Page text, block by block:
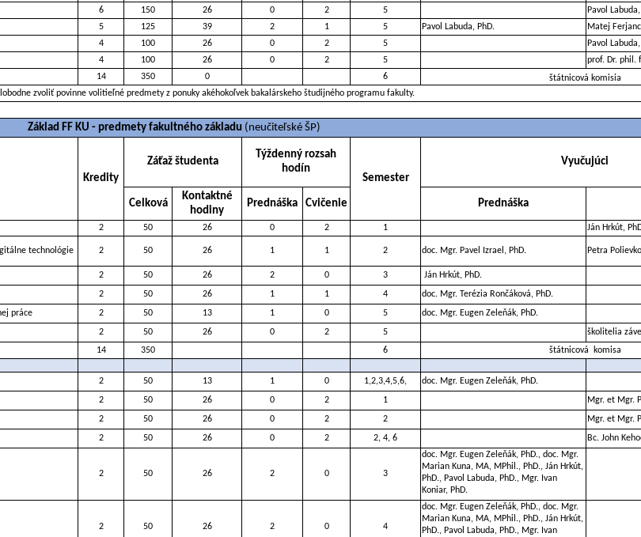
6 150 26 0 2 5
Pavol
5 125 39 2 1 5 Pavol Labuda, PhD.
Matej
4 100 26 0 2 5
Pavol
4 100 26 0 2 5
prof. Dr. phil.
14 350 0 6
štátnicová komisia
zvoliť povinne volitieľné predmety z ponuky akéhokoľvek bakalárskeho študijného programu fakulty.
Základ FF KU - predmety fakultného základu(neučiteľské ŠP)
Kredity
Záťaž študenta
Týždenný rozsah
hodín
Semester
Vyučujúci
Celková
Kontaktné
hodiny
Prednáška Cvičenie Prednáška
2 50 26 0 2 1 Ján Hrkút,
technológie 2 50 26 1 1 2 doc. Mgr. Pavel Izrael, PhD. Petra
2 50 26 2 0 3
Ján Hrkút, PhD.
2 50 26 1 1 4
doc. Mgr. Terézia Rončáková, PhD.
práce 2 50 13 1 0 5
doc. Mgr. Eugen Zeleňák, PhD.
2 50 26 0 2 5
školitelia
14 350 6 štátnicová komisa
2 50 13 1 0 1,2,3,4,5,6,
doc. Mgr. Eugen Zeleňák, PhD.
2 50 26 0 2 1
Mgr. et Mgr.
2 50 26 0 2 2
Mgr. et Mgr.
2 50 26 0 2 2, 4, 6 Bc. John
2 50 26 2 0 3
doc. Mgr. Eugen Zeleňák, PhD., doc. Mgr.
Marian Kuna, MA, MPhil., PhD., Ján Hrkút,
PhD., Pavol Labuda, PhD., Mgr. Ivan
Koniar, PhD.
2 50 26 2 0 4
doc. Mgr. Eugen Zeleňák, PhD., doc. Mgr.
Marian Kuna, MA, MPhil., PhD., Ján Hrkút,
PhD., Pavol Labuda, PhD., Mgr. Ivan